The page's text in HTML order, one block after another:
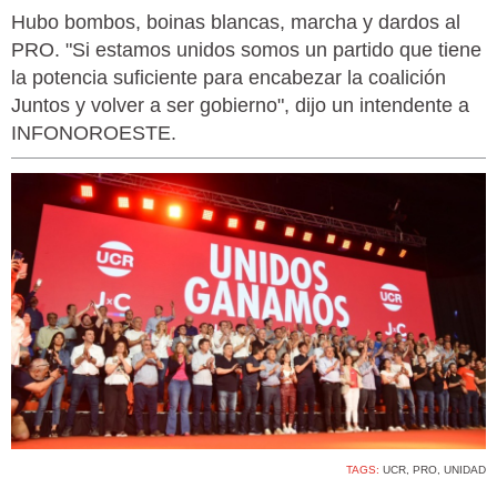
Hubo bombos, boinas blancas, marcha y dardos al
PRO. "Si estamos unidos somos un partido que tiene
la potencia suficiente para encabezar la coalición
Juntos y volver a ser gobierno", dijo un intendente a
INFONOROESTE.
TAGS: UCR, PRO, UNIDAD